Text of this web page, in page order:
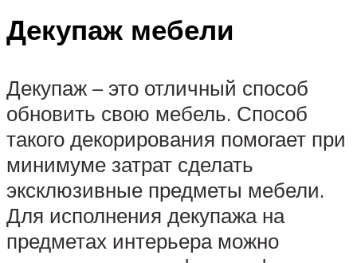
Декупаж мебели
Декупаж – это отличный способ
обновить свою мебель. Способ
такого декорирования помогает при
минимуме затрат сделать
эксклюзивные предметы мебели.
Для исполнения декупажа на
предметах интерьера можно